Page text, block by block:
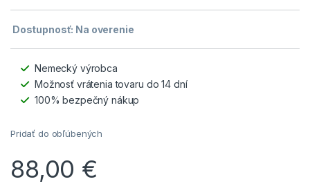
Dostupnosť: Na overenie
Nemecký výrobca
Možnosť vrátenia tovaru do 14 dní
100% bezpečný nákup
Pridať do obľúbených
88,00 €